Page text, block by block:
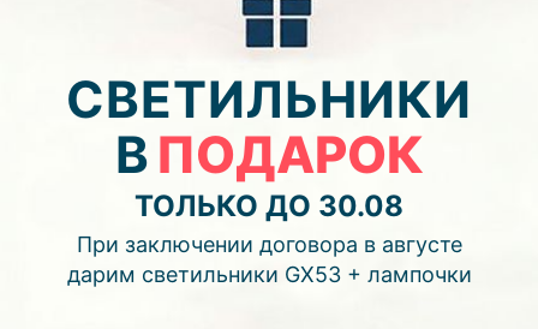
До конца акции:
03 13 37
дней часов мин.
Подробнее об акции >>
Монтаж двухуровнего потолка
с фотопечатью и подсветкой (смотреть видео)
СВЕТИЛЬНИКИ
ВПОДАРОК
ТОЛЬКО ДО 30.08
При заключении договора в августе
дарим светильники GX53 + лампочки